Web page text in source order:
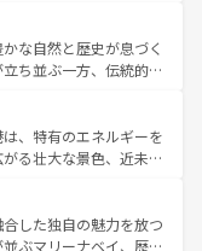
な魅力を心ゆくまで味
、新着の韓国情報はコンテンツ一
ノイの古い町並みやホ
物も、独特の雰囲気を
の豊かさとおいしさで
ムコーヒーなどは、ぜ
れてもあたたかい人々
と忘れられない旅にな
な自然と歴史が息づく
ち並ぶ一方、伝統的な
ェンマイなどの山岳地
ケットやクラビの美し
とができる。タイ料理
季節にも異なる楽しみ
人々、仏教を中心とし
訪れる旅人を魅了し続
、特有のエネルギーを
る壮大な景色、近未来
観光スポットが密集し
のも魅力。息をのむよ
港を存分に楽しみ尽く
した独自の魅力を放つ
ぶマリーナベイ、歴史